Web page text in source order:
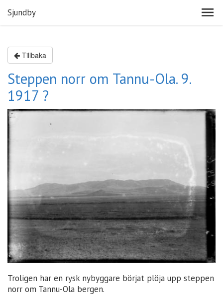
Sjundby
Tillbaka
Steppen norr om Tannu-Ola. 9.
1917 ?
Troligen har en rysk nybyggare börjat plöja upp steppen
norr om Tannu-Ola bergen.